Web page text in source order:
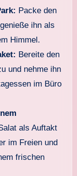
Packe den
ihn als
Himmel.
Bereite den
und nehme ihn
im Büro
als Auftakt
im Freien und
frischen